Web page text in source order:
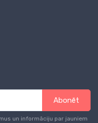
Abonēt
un informāciju par jauniem